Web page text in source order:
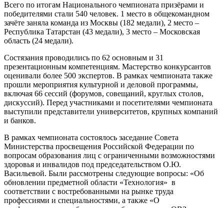
Всего по итогам Национального чемпионата призёрами и
победителями стали 540 человек. 1 место в общекомандном
зачёте заняла команда из Москвы (182 медали), 2 место –
Республика Татарстан (43 медали), 3 место – Московская
область (24 медали).
Состязания проводились по 62 основным и 31
презентационным компетенциям. Мастерство конкурсантов
оценивали более 500 экспертов. В рамках чемпионата также
прошли мероприятия культурной и деловой программы,
включая 66 сессий (форумов, совещаний, круглых столов,
дискуссий). Перед участниками и посетителями чемпионата
выступили представители университетов, крупных компаний
и банков.
В рамках чемпионата состоялось заседание Совета
Министерства просвещения Российской Федерации по
вопросам образования лиц с ограниченными возможностями
здоровья и инвалидов под председательством О.Ю.
Васильевой. Были рассмотрены следующие вопросы: «Об
обновлении предметной области «Технология» в
соответствии с востребованными на рынке труда
профессиями и специальностями, а также «О